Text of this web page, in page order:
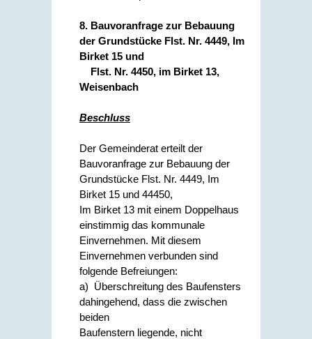
8. Bauvoranfrage zur Bebauung
der Grundstücke Flst. Nr. 4449, Im
Birket 15 und
Flst. Nr. 4450, im Birket 13,
Weisenbach
Beschluss
Der Gemeinderat erteilt der
Bauvoranfrage zur Bebauung der
Grundstücke Flst. Nr. 4449, Im
Birket 15 und 44450,
Im Birket 13 mit einem Doppelhaus
einstimmig das kommunale
Einvernehmen. Mit diesem
Einvernehmen verbunden sind
folgende Befreiungen:
a) Überschreitung des Baufensters
dahingehend, dass die zwischen
beiden
Baufenstern liegende, nicht